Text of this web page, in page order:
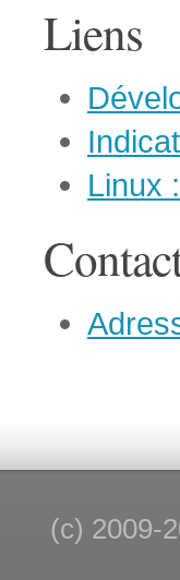
Liens
Linux
(c) 2009-